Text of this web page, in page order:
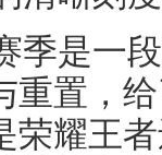
季是一
重置，
荣耀王